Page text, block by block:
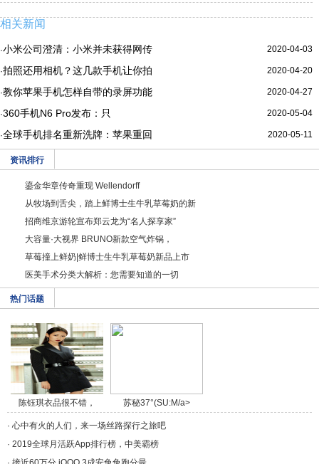
相关新闻
2020-04-03
·小米公司澄清：小米并未获得网传
2020-04-20
·拍照还用相机？这几款手机让你拍
2020-04-27
·教你苹果手机怎样自带的录屏功能
2020-05-04
·360手机N6 Pro发布：只
2020-05-11
·全球手机排名重新洗牌：苹果重回
资讯排行
鎏金华章传奇重现 Wellendorff
从牧场到舌尖，踏上鲜博士生牛乳草莓奶的新
招商维京游轮宣布郑云龙为“名人探享家”
大容量·大视界 BRUNO新款空气炸锅，
草莓撞上鲜奶|鲜博士生牛乳草莓奶新品上市
医美手术分类大解析：您需要知道的一切
热门话题
陈钰琪衣品很不错，
套/a>
苏秘37°(SU:M/a>
· 心中有火的人们，来一场丝路探行之旅吧
· 2019全球月活跃App排行榜，中美霸榜